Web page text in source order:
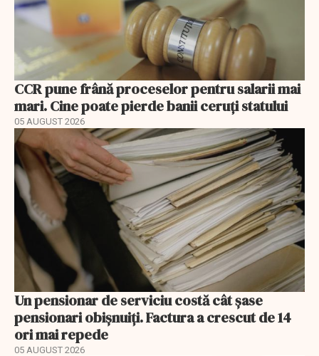
CCR pune frână proceselor pentru salarii mai
mari. Cine poate pierde banii ceruți statului
05 AUGUST 2026
Un pensionar de serviciu costă cât șase
pensionari obișnuiți. Factura a crescut de 14
ori mai repede
05 AUGUST 2026